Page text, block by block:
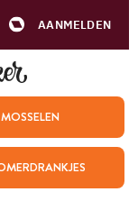
AANMELDEN
MOSSELEN